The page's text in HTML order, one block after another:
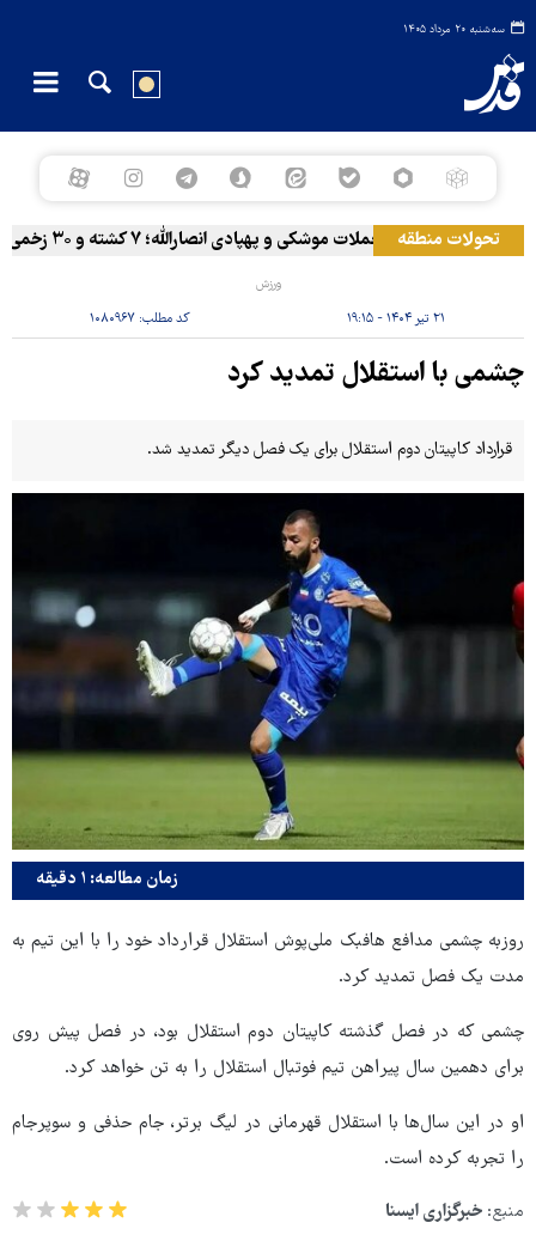
سه‌شنبه ۲۰ مرداد ۱۴۰۵
تحولات منطقه
المخا زیر حملات موشکی و پهپادی انصارالله؛ ۷ کشته و ۳۰ زخمی
ورزش
۲۱ تیر ۱۴۰۴ - ۱۹:۱۵ کد مطلب: ۱۰۸۰۹۶۷
چشمی با استقلال تمدید کرد
قرارداد کاپیتان دوم استقلال برای یک فصل دیگر تمدید شد.
زمان مطالعه: ۱ دقیقه
روزبه چشمی مدافع هافبک ملی‌پوش استقلال قرارداد خود را با این تیم به
مدت یک فصل تمدید کرد.
چشمی که در فصل گذشته کاپیتان دوم استقلال بود، در فصل پیش روی
برای دهمین سال پیراهن تیم فوتبال استقلال را به تن خواهد کرد.
او در این سال‌ها با استقلال قهرمانی در لیگ برتر، جام حذفی و سوپرجام
را تجربه کرده است.
منبع: خبرگزاری ایسنا